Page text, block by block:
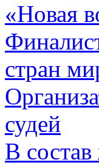
«Новая
стран
судей
В